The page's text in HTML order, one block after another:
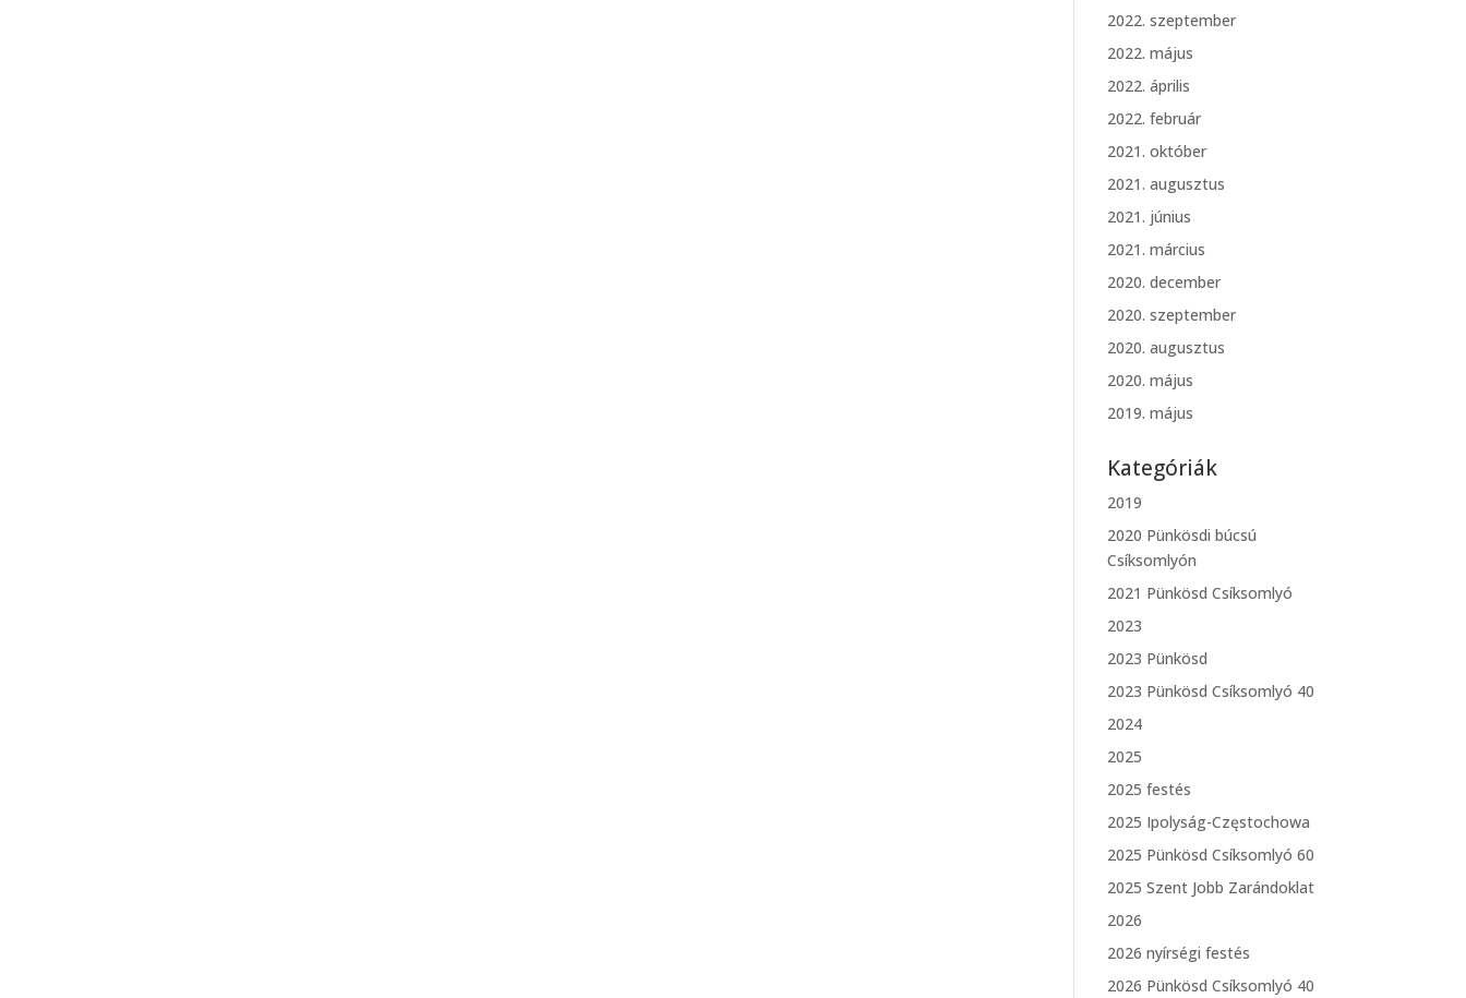
2022. szeptember
2022. május
2022. április
2022. február
2021. október
2021. augusztus
2021. június
2021. március
2020. december
2020. szeptember
2020. augusztus
2020. május
2019. május
Kategóriák
2019
2020 Pünkösdi búcsú
Csíksomlyón
2021 Pünkösd Csíksomlyó
2023
2023 Pünkösd
2023 Pünkösd Csíksomlyó 40
2024
2025
2025 festés
2025 Ipolyság-Częstochowa
2025 Pünkösd Csíksomlyó 60
2025 Szent Jobb Zarándoklat
2026
2026 nyírségi festés
2026 Pünkösd Csíksomlyó 40